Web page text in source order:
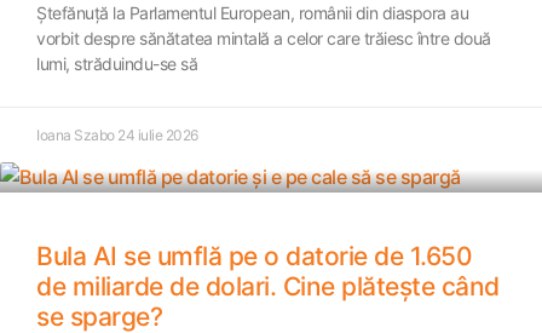
Ștefănuță la Parlamentul European, românii din diaspora au
vorbit despre sănătatea mintală a celor care trăiesc între două
lumi, străduindu-se să
Ioana Szabo 24 iulie 2026
Bula AI se umflă pe o datorie de 1.650
de miliarde de dolari. Cine plătește când
se sparge?